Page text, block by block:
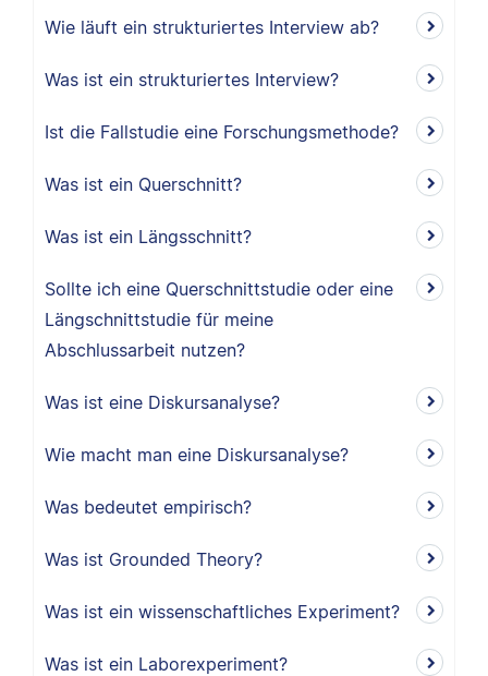
Wie läuft ein strukturiertes Interview ab?
Was ist ein strukturiertes Interview?
Ist die Fallstudie eine Forschungsmethode?
Was ist ein Querschnitt?
Was ist ein Längsschnitt?
Sollte ich eine Querschnittstudie oder eine
Längschnittstudie für meine
Abschlussarbeit nutzen?
Was ist eine Diskursanalyse?
Wie macht man eine Diskursanalyse?
Was bedeutet empirisch?
Was ist Grounded Theory?
Was ist ein wissenschaftliches Experiment?
Was ist ein Laborexperiment?